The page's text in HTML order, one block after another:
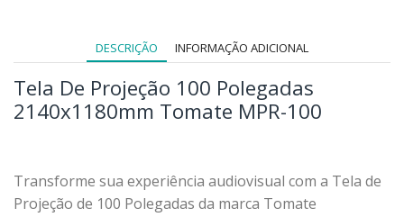
DESCRIÇÃO INFORMAÇÃO ADICIONAL
Tela De Projeção 100 Polegadas
2140x1180mm Tomate MPR-100
Transforme sua experiência audiovisual com a Tela de
Projeção de 100 Polegadas da marca Tomate